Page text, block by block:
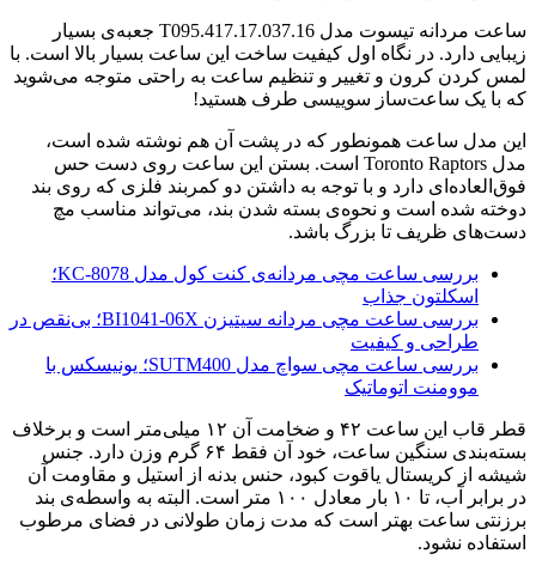
ساعت مردانه تیسوت مدل T095.417.17.037.16 جعبه‌ی بسیار
زیبایی دارد. در نگاه اول کیفیت ساخت این ساعت بسیار بالا است. با
لمس کردن کرون و تغییر و تنظیم ساعت به راحتی متوجه می‌شوید
که با یک ساعت‌ساز سوییسی طرف هستید!
این مدل ساعت همونطور که در پشت آن هم نوشته شده است،
مدل Toronto Raptors است. بستن این ساعت روی دست حس
فوق‌العاده‌ای دارد و با توجه به داشتن دو کمربند فلزی که روی بند
دوخته شده است و نحوه‌ی بسته شدن بند، می‌تواند مناسب مچ
دست‌های ظریف تا بزرگ باشد.
بررسی ساعت مچی مردانه‌ی کنت کول مدل KC-8078؛
اسکلتون جذاب
بررسی ساعت مچی مردانه سیتیزن BI1041-06X؛ بی‌نقص در
طراحی و کیفیت
بررسی ساعت مچی سواچ مدل SUTM400؛ یونیسکس با
موومنت اتوماتیک
قطر قاب این ساعت ۴۲ و ضخامت آن ۱۲ میلی‌متر است و برخلاف
بسته‌بندی سنگین ساعت، خود آن فقط ۶۴ گرم وزن دارد. جنس
شیشه از کریستال یاقوت کبود، حنس بدنه از استیل و مقاومت آن
در برابر آب، تا ۱۰ بار معادل ۱۰۰ متر است. البته به واسطه‌ی بند
برزنتی ساعت بهتر است که مدت زمان طولانی در فضای مرطوب
استفاده نشود.